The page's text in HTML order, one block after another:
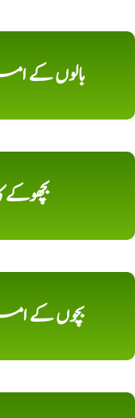
بالوں کے
بچھوکے
بچوں کے